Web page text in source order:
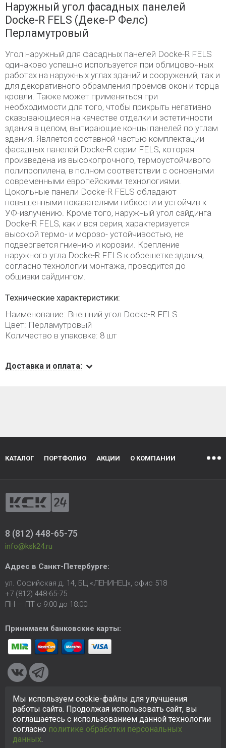
Наружный угол фасадных панелей
Docke-R FELS (Деке-Р Фелс)
Перламутровый
Угол наружный для фасадных панелей Docke-R FELS
одинаково успешно используется при облицовочных
работах на наружных углах зданий и сооружений, так и
для декоративного обрамления проемов окон и торца
кровли. Также может применяться при
необходимости для того, чтобы прикрыть негативно
сказывающиеся на качестве отделки и эстетичности
здания в целом, выпирающие концы панелей по углам
здания. Является составной частью комплектации
фасадных панелей Docke-R серии FELS, которая
произведена из высокопрочного, термоустойчивого
полипропилена, в полном соответствии с основными
современными европейскими технологиями.
Цокольные панели Docke-R FELS обладают
повышенными показателями гибкости и устойчив к
УФ-излучению. Кроме того, наружный угол сайдинга
Docke-R FELS, как и вся серия, характеризуется
высокой термо- и морозо- устойчивостью, не
подвергается гниению и корозии. Крепление
наружного угла Docke-R FELS к обрешетке здания,
согласно технологии монтажа, проводится до
обшивки сайдингом.
Технические характеристики:
Наименование: Внешний угол Docke-R FELS
Цвет: Перламутровый
Количество в упаковке: 8 шт
Доставка и оплата:
КАТАЛОГ ПОРТФОЛИО АКЦИИ О КОМПАНИИ
8 (812) 448-65-75
info@ksk24.ru
Адрес в Санкт-Петербурге:
ул. Софийская д. 14, БЦ «ЛЕНИНЕЦ», офис 518
+7 (812) 448-65-75
ПН — ПТ с 9:00 до 18:00
Принимаем банковские карты:
© 2005-2026 ООО «КСК». Сайтhttps://ksk24.ruсоздан
исключительно в информационных целях и любая информация
на сайте не является публичной офертой.Политика в
отношении персональных данных
Мы используем cookie-файлы для улучшения
работы сайта. Продолжая использовать сайт, вы
соглашаетесь с использованием данной технологии
согласно политике обработки персональных
данных.